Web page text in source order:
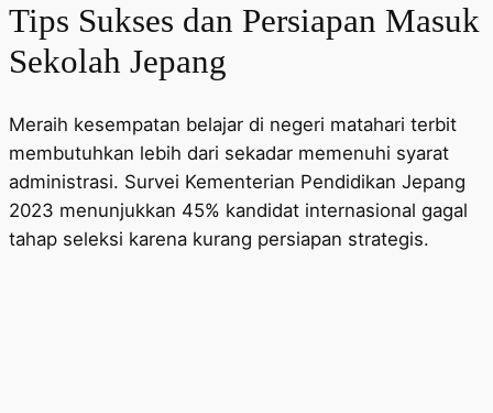
Tips Sukses dan Persiapan Masuk
Sekolah Jepang
Meraih kesempatan belajar di negeri matahari terbit
membutuhkan lebih dari sekadar memenuhi syarat
administrasi. Survei Kementerian Pendidikan Jepang
2023 menunjukkan 45% kandidat internasional gagal
tahap seleksi karena kurang persiapan strategis.